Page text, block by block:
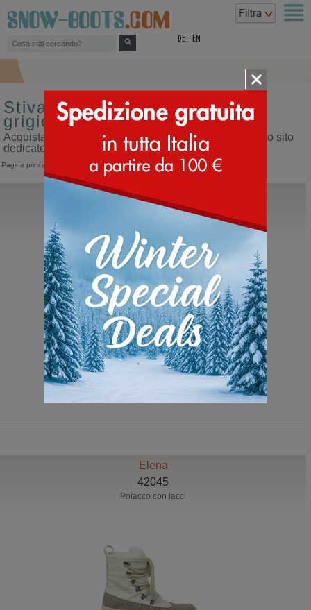
DE EN
Stivali da donna Elena colore
grigio - shop
Acquista stivali da donna Elena colore grigio sul nostro sito
dedicato ai doposci
Pagina principale >Stivali> Elena
Elena
45337
129,00 Euro
Elena
42045
Polacco con lacci